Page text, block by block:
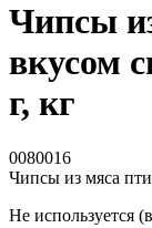
Чипсы
вкусом
г, кг
0080016
Чипсы из мяса
Не используется